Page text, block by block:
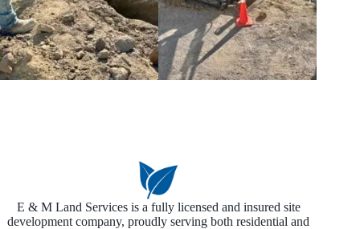
E & M Land Services is a fully licensed and insured site
development company, proudly serving both residential and